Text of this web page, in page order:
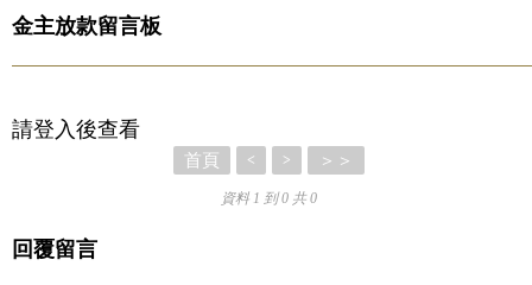
金主放款留言板
請登入後查看
首頁 < > ＞＞
資料 1 到 0 共 0
回覆留言